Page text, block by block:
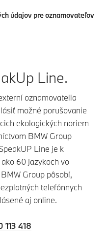
údajov pre oznamovateľov
Line.
oznamovatelia
možné porušovanie
ekologických noriem
BMW Group
Line je k
60 jazykoch vo
Group pôsobí,
telefónnych
aj online.
113 418